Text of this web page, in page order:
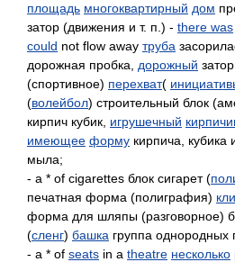
площадь многоквартирный дом
затор (движения и т. п.) - there was
could not flow away труба
дорожная пробка, дорожный затор
(спортивное) перехват(
(волейбол) строительный блок
кирпич кубик, игрушечный
имеющее форму кирпича, кубика
мыла;
- a * of cigarettes блок сигарет (
печатная форма (полиграфия)
форма для шляпы (разговорное)
(сленг) башка группа однородных
- a * of seats in a theatre несколько